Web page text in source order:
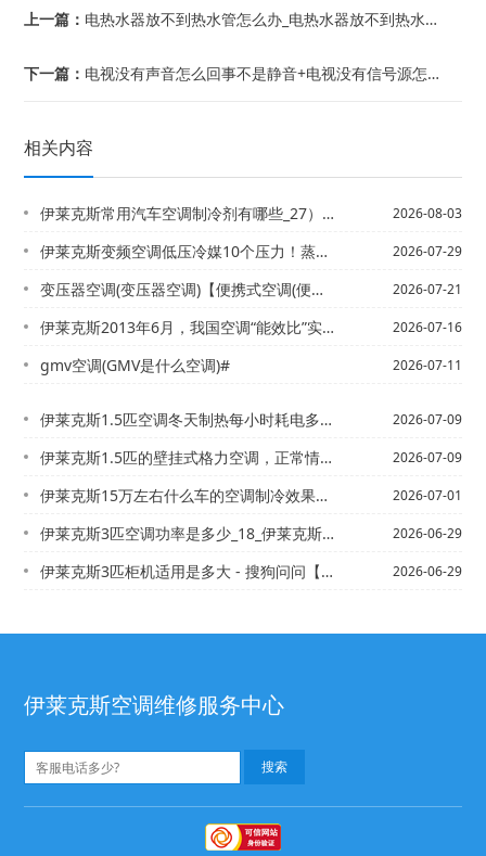
上一篇： 电热水器放不到热水管怎么办_电热水器放不到热水管解决方法，电热水器放不到热水显示...
下一篇： 电视没有声音怎么回事不是静音+电视没有信号源怎么解决
相关内容
伊莱克斯常用汽车空调制冷剂有哪些_27）常用汽车空调制冷剂有哪些_28 2026-08-03
伊莱克斯变频空调低压冷媒10个压力！蒸发器冷凝器都通风良好！就是不怎么制冷！求各... 2026-07-29
变压器空调(变压器空调)【便携式空调(便携式空调一体机怎么样) 2026-07-21
伊莱克斯2013年6月，我国空调“能效比”实行新的等级标准，空调制冷“能效比”E... 2026-07-16
gmv空调(GMV是什么空调)# 2026-07-11
伊莱克斯1.5匹空调冬天制热每小时耗电多少_2，伊莱克斯1.5匹空调一小时多少度... 2026-07-09
伊莱克斯1.5匹的壁挂式格力空调，正常情况下使用，一天24小时需要消耗大约几度电... 2026-07-09
伊莱克斯15万左右什么车的空调制冷效果好_5\伊莱克斯15座全顺加多少制冷剂 2026-07-01
伊莱克斯3匹空调功率是多少_18_伊莱克斯3匹空调耗电量每小时需要多少度（大概）... 2026-06-29
伊莱克斯3匹柜机适用是多大 - 搜狗问问【伊莱克斯3匹柜式空调每小时制冷用多少电... 2026-06-29
伊莱克斯空调维修服务中心